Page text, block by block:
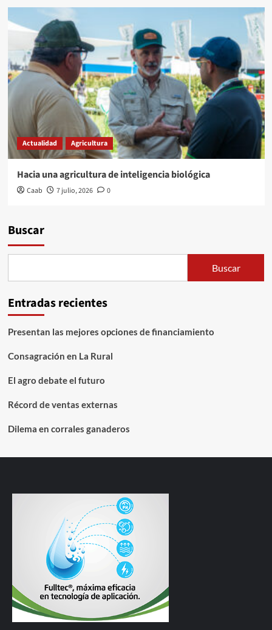
Actualidad Agricultura
Hacia una agricultura de inteligencia biológica
Caab 7 julio, 2026 0
Buscar
Buscar
Entradas recientes
Presentan las mejores opciones de financiamiento
Consagración en La Rural
El agro debate el futuro
Récord de ventas externas
Dilema en corrales ganaderos